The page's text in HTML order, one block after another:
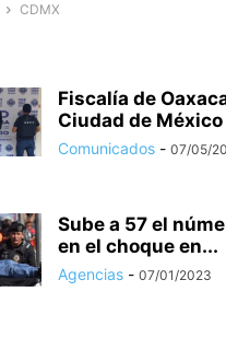
CDMX
Fiscalía de
Ciudad de
Comunicados - 07/05/
Sube a 57 el
en el choque en...
Agencias - 07/01/2023